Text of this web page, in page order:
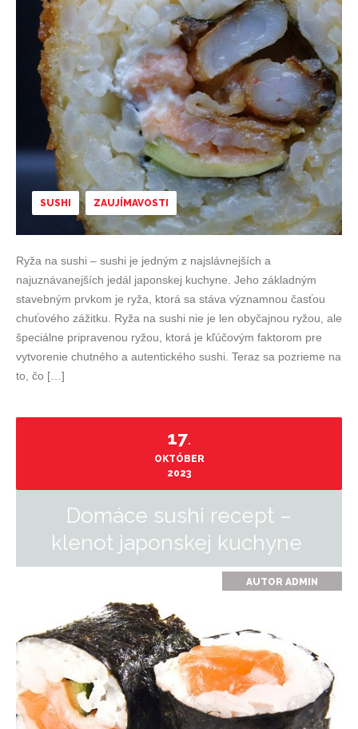
SUSHI ZAUJÍMAVOSTI
Ryža na sushi – sushi je jedným z najslávnejších a
najuznávanejších jedál japonskej kuchyne. Jeho základným
stavebným prvkom je ryža, ktorá sa stáva významnou časťou
chuťového zážitku. Ryža na sushi nie je len obyčajnou ryžou, ale
špeciálne pripravenou ryžou, ktorá je kľúčovým faktorom pre
vytvorenie chutného a autentického sushi. Teraz sa pozrieme na
to, čo […]
17.
OKTÓBER
2023
Domáce sushi recept –
klenot japonskej kuchyne
AUTOR ADMIN